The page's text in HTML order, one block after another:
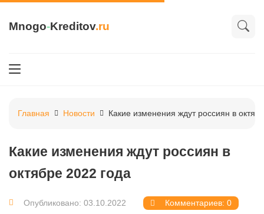
Mnogo-Kreditov.ru
Главная Новости Какие изменения ждут россиян в
Какие изменения ждут россиян в
октябре 2022 года
Опубликовано: 03.10.2022 Комментариев: 0